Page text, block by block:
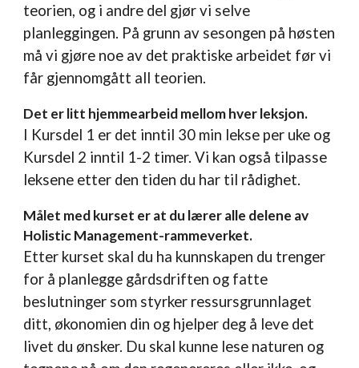
teorien, og i andre del gjør vi selve
planleggingen. På grunn av sesongen på høsten
må vi gjøre noe av det praktiske arbeidet før vi
får gjennomgått all teorien.
Det er litt hjemmearbeid mellom hver leksjon.
I Kursdel 1 er det inntil 30 min lekse per uke og
Kursdel 2 inntil 1-2 timer. Vi kan også tilpasse
leksene etter den tiden du har til rådighet.
Målet med kurset er at du lærer alle delene av
Holistic Management-rammeverket.
Etter kurset skal du ha kunnskapen du trenger
for å planlegge gårdsdriften og fatte
beslutninger som styrker ressursgrunnlaget
ditt, økonomien din og hjelper deg å leve det
livet du ønsker. Du skal kunne lese naturen og